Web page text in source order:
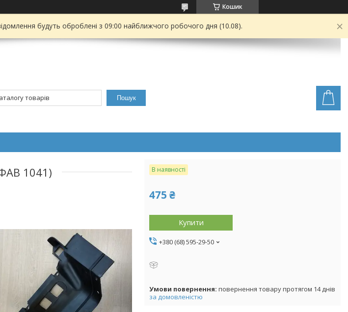
Кошик
будуть оброблені з 09:00 найближчого робочого дня (10.08).
Пошук
1041) В наявності
475 ₴
Купити
+380 (68) 595-29-50
повернення товару протягом 14 днів
за домовленістю